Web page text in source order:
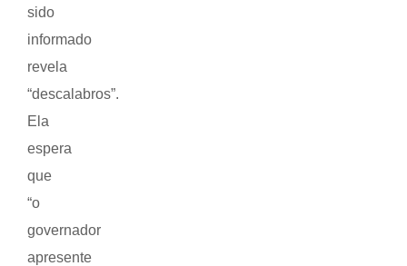
sido
informado
revela
“descalabros”.
Ela
espera
que
“o
governador
apresente